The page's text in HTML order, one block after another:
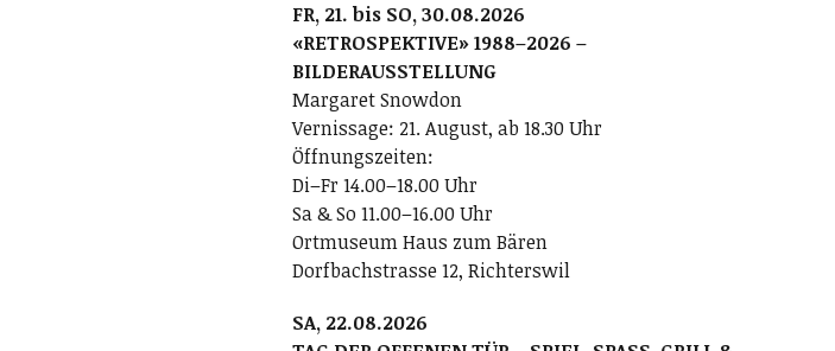
FR, 21. bis SO, 30.08.2026
«RETROSPEKTIVE» 1988–2026 –
BILDERAUSSTELLUNG
Margaret Snowdon
Vernissage: 21. August, ab 18.30 Uhr
Öffnungszeiten:
Di–Fr 14.00–18.00 Uhr
Sa & So 11.00–16.00 Uhr
Ortmuseum Haus zum Bären
Dorfbachstrasse 12, Richterswil
SA, 22.08.2026